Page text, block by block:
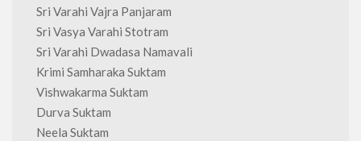
Sri Varahi Vajra Panjaram
Sri Vasya Varahi Stotram
Sri Varahi Dwadasa Namavali
Krimi Samharaka Suktam
Vishwakarma Suktam
Durva Suktam
Neela Suktam